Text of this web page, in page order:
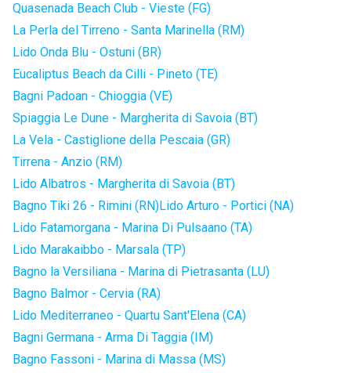
Quasenada Beach Club - Vieste (FG)
La Perla del Tirreno - Santa Marinella (RM)
Lido Onda Blu - Ostuni (BR)
Eucaliptus Beach da Cilli - Pineto (TE)
Bagni Padoan - Chioggia (VE)
Spiaggia Le Dune - Margherita di Savoia (BT)
La Vela - Castiglione della Pescaia (GR)
Tirrena - Anzio (RM)
Lido Albatros - Margherita di Savoia (BT)
Bagno Tiki 26 - Rimini (RN)Lido Arturo - Portici (NA)
Lido Fatamorgana - Marina Di Pulsaano (TA)
Lido Marakaibbo - Marsala (TP)
Bagno la Versiliana - Marina di Pietrasanta (LU)
Bagno Balmor - Cervia (RA)
Lido Mediterraneo - Quartu Sant'Elena (CA)
Bagni Germana - Arma Di Taggia (IM)
Bagno Fassoni - Marina di Massa (MS)